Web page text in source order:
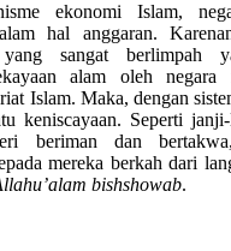
ekonomi Islam,
hal anggaran.
sangat berlimpah
alam oleh
Islam. Maka, dengan
keniscayaan. Seperti
beriman dan
mereka berkah dari
bishshowab.